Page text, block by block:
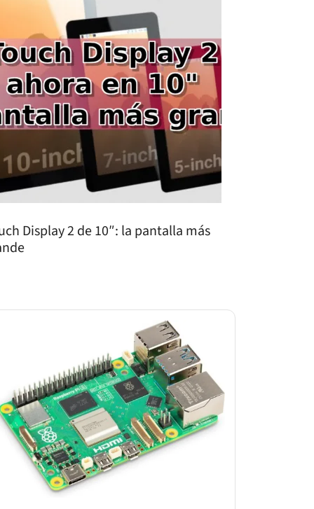
Display 2 de 10″: la pantalla más